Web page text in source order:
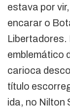
estava por
encarar o
Libertadores.
emblemático
carioca
título
ida, no Nilton